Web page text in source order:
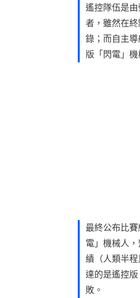
遙控隊伍是
者，雖然在
錄；而自主
版「閃電」機
最終公布比
電」機械人
績（人類半
達的是遙控
敗。